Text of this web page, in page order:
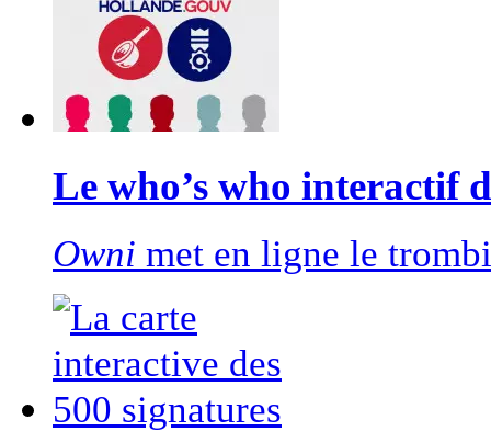
Le who’s who interactif
Owni met en ligne le